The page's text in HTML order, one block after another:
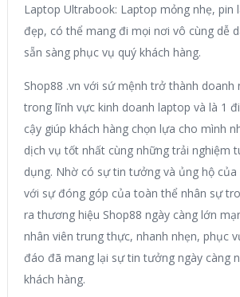
Laptop Ultrabook: Laptop mỏng nhẹ, pin
đẹp, có thể mang đi mọi nơi vô cùng dễ
sẵn sàng phục vụ quý khách hàng.
Shop88 .vn với sứ mệnh trở thành doanh
trong lĩnh vực kinh doanh laptop và là 1
cậy giúp khách hàng chọn lựa cho mình
dịch vụ tốt nhất cùng những trải nghiệm
dụng. Nhờ có sự tin tưởng và ủng hộ của
với sự đóng góp của toàn thể nhân sự
ra thương hiệu Shop88 ngày càng lớn
nhân viên trung thực, nhanh nhẹn, phục
đáo đã mang lại sự tin tưởng ngày càng
khách hàng.